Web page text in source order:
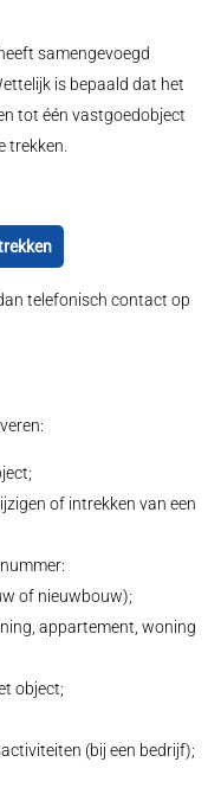
samengevoegd
is bepaald dat het
tot één vastgoedobject
trekken.
telefonisch contact op
of intrekken van een
of nieuwbouw);
appartement, woning
object;
(bij een bedrijf);